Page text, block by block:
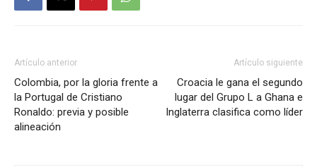
Artículo anterior
Colombia, por la gloria frente a
la Portugal de Cristiano
Ronaldo: previa y posible
alineación
Artículo siguiente
Croacia le gana el segundo
lugar del Grupo L a Ghana e
Inglaterra clasifica como líder